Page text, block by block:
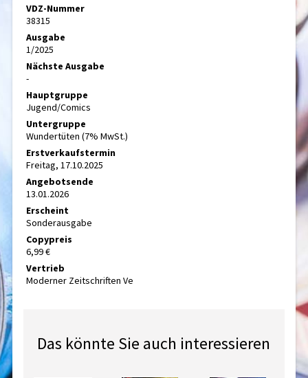
VDZ-Nummer
38315
Ausgabe
1/2025
Nächste Ausgabe
-
Hauptgruppe
Jugend/Comics
Untergruppe
Wundertüten (7% MwSt.)
Erstverkaufstermin
Freitag, 17.10.2025
Angebotsende
13.01.2026
Erscheint
Sonderausgabe
Copypreis
6,99 €
Vertrieb
Moderner Zeitschriften Ve
Das könnte Sie auch interessieren